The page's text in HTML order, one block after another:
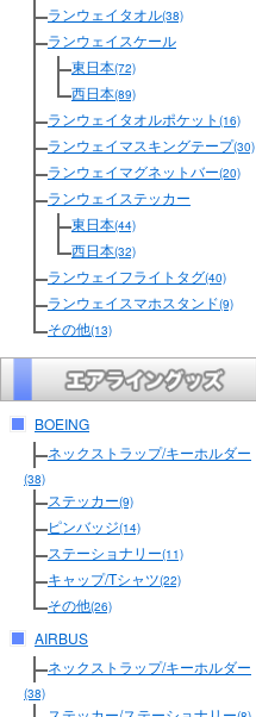
ランウェイタオル(38)
ランウェイスケール
東日本(72)
西日本(89)
ランウェイタオルポケット (16)
ランウェイマスキングテープ(30)
ランウェイマグネットバー(20)
ランウェイステッカー
東日本(44)
西日本(32)
ランウェイフライトタグ(40)
ランウェイスマホスタンド(9)
その他(13)
BOEING
ネックストラップ/キーホルダー
(38)
ステッカー(9)
ピンバッジ(14)
ステーショナリー(11)
キャップ/Tシャツ(22)
その他(26)
AIRBUS
ネックストラップ/キーホルダー
(38)